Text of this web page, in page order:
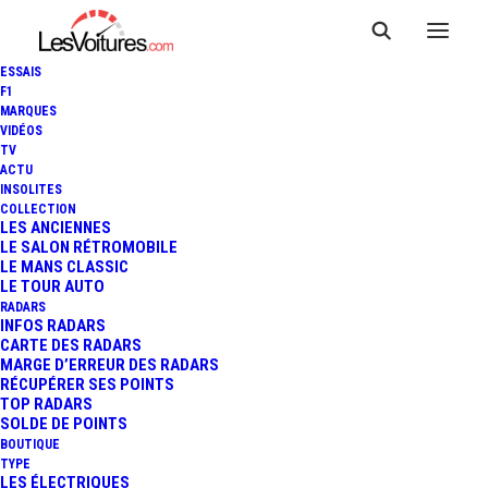
ESSAIS
F1
MARQUES
VIDÉOS
TV
ACTU
INSOLITES
COLLECTION
LES ANCIENNES
LE SALON RÉTROMOBILE
LE MANS CLASSIC
LE TOUR AUTO
RADARS
INFOS RADARS
CARTE DES RADARS
MARGE D’ERREUR DES RADARS
RÉCUPÉRER SES POINTS
TOP RADARS
SOLDE DE POINTS
BOUTIQUE
TYPE
LES ÉLECTRIQUES
1 juillet 2014
MERCEDES-BENZ